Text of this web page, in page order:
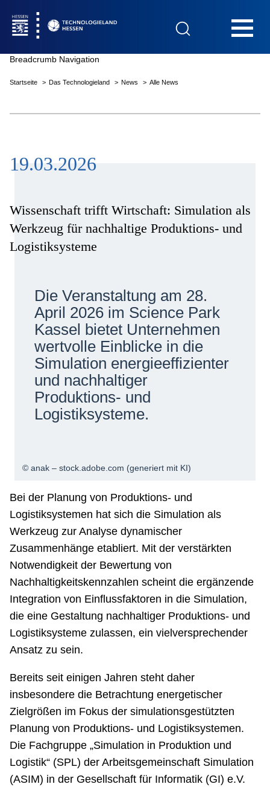
Das Technologieland
Innovationsfelder
Beratung & Förderung
Netzwerke
Breadcrumb Navigation
Startseite Das Technologieland News Alle News
19.03.2026
Wissenschaft trifft Wirtschaft: Simulation als
Werkzeug für nachhaltige Produktions- und
Logistiksysteme
Die Veranstaltung am 28.
April 2026 im Science Park
Kassel bietet Unternehmen
wertvolle Einblicke in die
Simulation energieeffizienter
und nachhaltiger
Produktions- und
Logistiksysteme.
© anak – stock.adobe.com (generiert mit KI)
Bei der Planung von Produktions- und
Logistiksystemen hat sich die Simulation als
Werkzeug zur Analyse dynamischer
Zusammenhänge etabliert. Mit der verstärkten
Notwendigkeit der Bewertung von
Nachhaltigkeitskennzahlen scheint die ergänzende
Integration von Einflussfaktoren in die Simulation,
die eine Gestaltung nachhaltiger Produktions- und
Logistiksysteme zulassen, ein vielversprechender
Ansatz zu sein.
Bereits seit einigen Jahren steht daher
insbesondere die Betrachtung energetischer
Zielgrößen im Fokus der simulationsgestützten
Planung von Produktions- und Logistiksystemen.
Die Fachgruppe „Simulation in Produktion und
Logistik“ (SPL) der Arbeitsgemeinschaft Simulation
(ASIM) in der Gesellschaft für Informatik (GI) e.V.